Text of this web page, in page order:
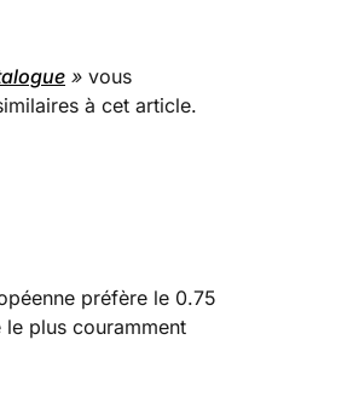
» vous
à cet article.
préfère le 0.75
le plus couramment